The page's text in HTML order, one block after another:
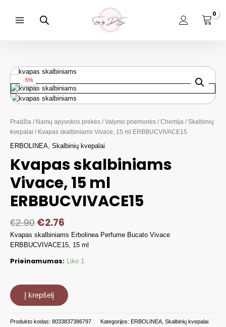
turinio
-5%
Pradžia / Namų apyvokos prekės /Valymo priemonės /Chemija /Skalbinių
kvepalai / Kvapas skalbiniams Vivace, 15 ml ERBBUCVIVACE15
ERBOLINEA, Skalbinių kvepalai
Kvapas skalbiniams
Vivace, 15 ml
ERBBUCVIVACE15
€2.90 €2.76
Kvapas skalbiniams Erbolinea Perfume Bucato Vivace
ERBBUCVIVACE15, 15 ml
Prieinamumas: Liko 1
kiekis:
Kvapas
Vivace,
Į krepšelį
Produkto kodas: 8033837386797 Kategorijos: ERBOLINEA Skalbinių kvepalai